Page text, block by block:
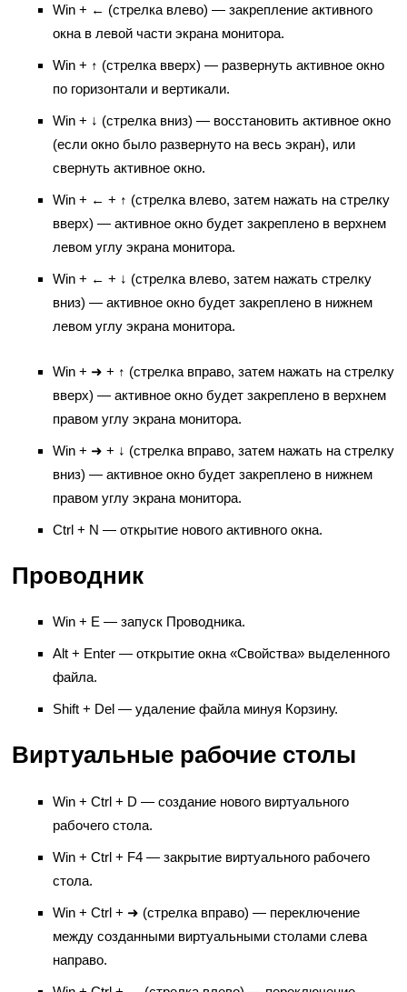
Win + ← (стрелка влево) — закрепление активного
окна в левой части экрана монитора.
Win + ↑ (стрелка вверх) — развернуть активное окно
по горизонтали и вертикали.
Win + ↓ (стрелка вниз) — восстановить активное окно
(если окно было развернуто на весь экран), или
свернуть активное окно.
Win + ← + ↑ (стрелка влево, затем нажать на стрелку
вверх) — активное окно будет закреплено в верхнем
левом углу экрана монитора.
Win + ← + ↓ (стрелка влево, затем нажать стрелку
вниз) — активное окно будет закреплено в нижнем
левом углу экрана монитора.
Win + ➜ + ↑ (стрелка вправо, затем нажать на стрелку
вверх) — активное окно будет закреплено в верхнем
правом углу экрана монитора.
Win + ➜ + ↓ (стрелка вправо, затем нажать на стрелку
вниз) — активное окно будет закреплено в нижнем
правом углу экрана монитора.
Ctrl + N — открытие нового активного окна.
Проводник
Win + E — запуск Проводника.
Alt + Enter — открытие окна «Свойства» выделенного
файла.
Shift + Del — удаление файла минуя Корзину.
Виртуальные рабочие столы
Win + Ctrl + D — создание нового виртуального
рабочего стола.
Win + Ctrl + F4 — закрытие виртуального рабочего
стола.
Win + Ctrl + ➜ (стрелка вправо) — переключение
между созданными виртуальными столами слева
направо.